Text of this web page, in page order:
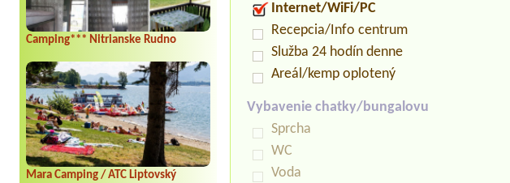
Camping*** Nitrianske Rudno
Mara Camping / ATC Liptovský
Internet/WiFi/PC
Recepcia/Info centrum
Služba 24 hodín denne
Areál/kemp oplotený
Vybavenie chatky/bungalovu
Sprcha
WC
Voda